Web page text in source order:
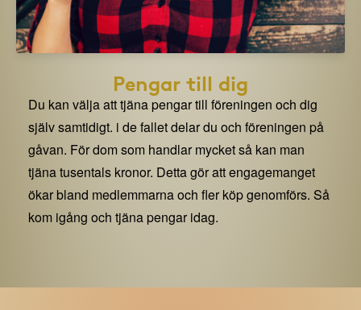
Pengar till dig
Du kan välja att tjäna pengar till föreningen och dig
själv samtidigt. i de fallet delar du och föreningen på
gåvan. För dom som handlar mycket så kan man
tjäna tusentals kronor. Detta gör att engagemanget
ökar bland medlemmarna och fler köp genomförs. Så
kom igång och tjäna pengar idag.